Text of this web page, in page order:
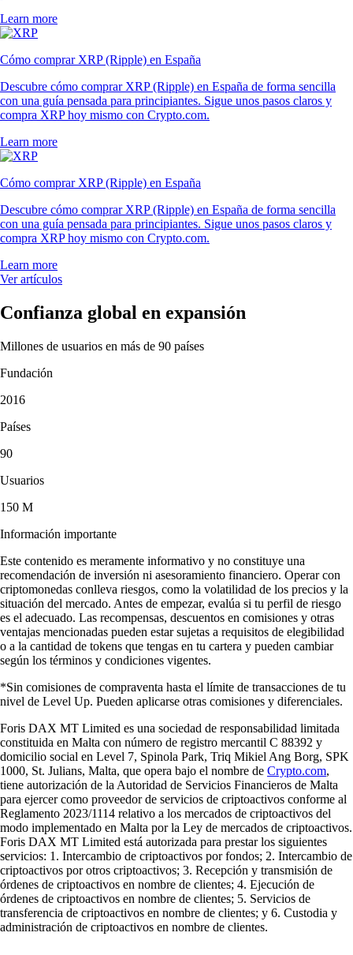
Learn more
Cómo comprar XRP (Ripple) en España
Descubre cómo comprar XRP (Ripple) en España de forma sencilla
con una guía pensada para principiantes. Sigue unos pasos claros y
compra XRP hoy mismo con Crypto.com.
Learn more
Cómo comprar XRP (Ripple) en España
Descubre cómo comprar XRP (Ripple) en España de forma sencilla
con una guía pensada para principiantes. Sigue unos pasos claros y
compra XRP hoy mismo con Crypto.com.
Learn more
Ver artículos
Confianza global en expansión
Millones de usuarios en más de 90 países
Fundación
2016
Países
90
Usuarios
150 M
Información importante
Este contenido es meramente informativo y no constituye una
recomendación de inversión ni asesoramiento financiero. Operar con
criptomonedas conlleva riesgos, como la volatilidad de los precios y la
situación del mercado. Antes de empezar, evalúa si tu perfil de riesgo
es el adecuado. Las recompensas, descuentos en comisiones y otras
ventajas mencionadas pueden estar sujetas a requisitos de elegibilidad
o a la cantidad de tokens que tengas en tu cartera y pueden cambiar
según los términos y condiciones vigentes.
*Sin comisiones de compraventa hasta el límite de transacciones de tu
nivel de Level Up. Pueden aplicarse otras comisiones y diferenciales.
Foris DAX MT Limited es una sociedad de responsabilidad limitada
constituida en Malta con número de registro mercantil C 88392 y
domicilio social en Level 7, Spinola Park, Triq Mikiel Ang Borg, SPK
1000, St. Julians, Malta, que opera bajo el nombre de Crypto.com,
tiene autorización de la Autoridad de Servicios Financieros de Malta
para ejercer como proveedor de servicios de criptoactivos conforme al
Reglamento 2023/1114 relativo a los mercados de criptoactivos del
modo implementado en Malta por la Ley de mercados de criptoactivos.
Foris DAX MT Limited está autorizada para prestar los siguientes
servicios: 1. Intercambio de criptoactivos por fondos; 2. Intercambio de
criptoactivos por otros criptoactivos; 3. Recepción y transmisión de
órdenes de criptoactivos en nombre de clientes; 4. Ejecución de
órdenes de criptoactivos en nombre de clientes; 5. Servicios de
transferencia de criptoactivos en nombre de clientes; y 6. Custodia y
administración de criptoactivos en nombre de clientes.